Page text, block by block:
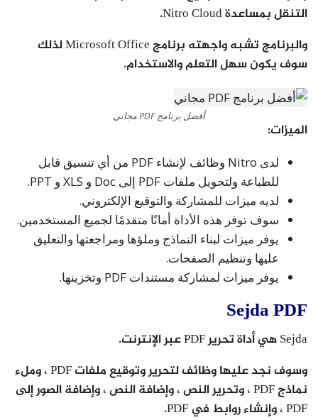
التنقل بمساعدة Nitro Cloud.
والبرنامج تشبه واجهته برنامج Microsoft Office لذلك
سوف يكون سهل التعلم والاستخدام.
أفضل برنامج PDF مجاني
الميزات:
لدى Nitro وظائف لإنشاء PDF من أي تنسيق قابل
للطباعة ولتحويل ملفات PDF إلى Doc و XLS و PPT.
لديه ميزات للمشاركة والتوقيع الإلكتروني.
سوف توفر هذه الأداة أمانًا متقدمًا لجميع المستخدمين.
يوفر ميزات لبناء النماذج وملؤها ومراجعتها والتعليق
عليها وتنظيم الصفحات.
يوفر ميزات لمشاركة مستندات PDF وتخزينها.
Sejda PDF
Sejda هي أداة تحرير PDF عبر الإنترنت.
وسوف نجد عليها وظائف لتحرير وتوقيع ملفات PDF ، وملء
نماذج PDF ، وتحرير النص ، وإضافة النص ، وإضافة الصور إلى
PDF ، وإنشاء روابط في PDF.